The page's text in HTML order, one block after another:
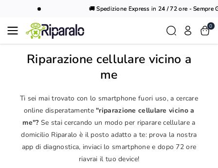
🚚 Spedizione Express in 24 / 72 ore - Sempre
0
Riparazione cellulare vicino a
me
Ti sei mai trovato con lo smartphone fuori uso, a cercare
online disperatamente"riparazione cellulare vicino a
me"?Se stai cercando un modo per riparare cellulare a
domicilio Riparalo è il posto adatto a te: prova la nostra
app di diagnostica, inviaci lo smartphone e dopo 72 ore
riavrai il tuo device!